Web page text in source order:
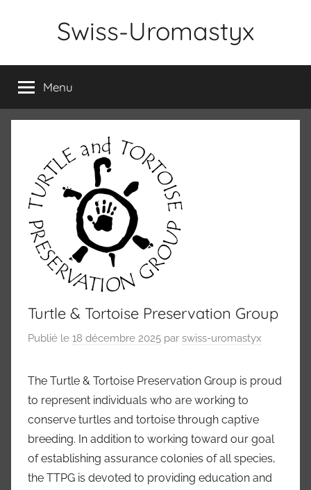
Swiss-Uromastyx
Menu
Turtle & Tortoise Preservation Group
Publié le 18 décembre 2025 par swiss-uromastyx
The Turtle & Tortoise Preservation Group is proud
to represent individuals who are working to
conserve turtles and tortoise through captive
breeding. In addition to working toward our goal
of establishing assurance colonies of all species,
the TTPG is devoted to providing education and